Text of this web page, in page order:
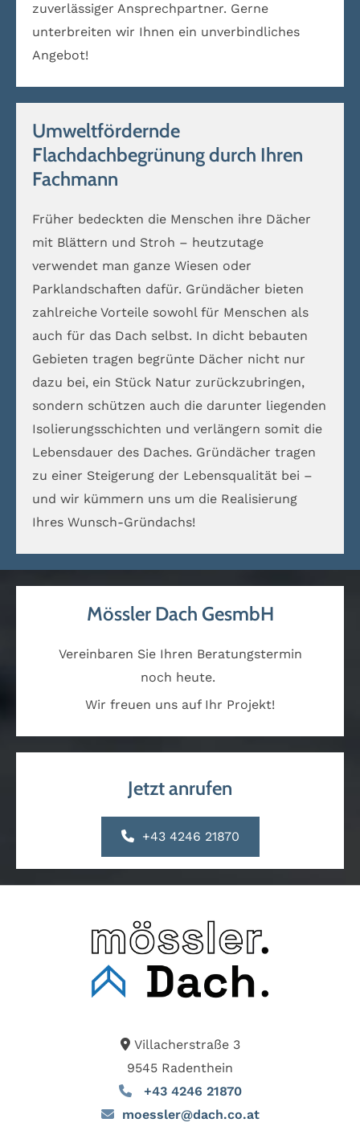
zuverlässiger Ansprechpartner. Gerne
unterbreiten wir Ihnen ein unverbindliches
Angebot!
Umweltfördernde
Flachdachbegrünung durch Ihren
Fachmann
Früher bedeckten die Menschen ihre Dächer
mit Blättern und Stroh – heutzutage
verwendet man ganze Wiesen oder
Parklandschaften dafür. Gründächer bieten
zahlreiche Vorteile sowohl für Menschen als
auch für das Dach selbst. In dicht bebauten
Gebieten tragen begrünte Dächer nicht nur
dazu bei, ein Stück Natur zurückzubringen,
sondern schützen auch die darunter liegenden
Isolierungsschichten und verlängern somit die
Lebensdauer des Daches. Gründächer tragen
zu einer Steigerung der Lebensqualität bei –
und wir kümmern uns um die Realisierung
Ihres Wunsch-Gründachs!
Mössler Dach GesmbH
Vereinbaren Sie Ihren Beratungstermin
noch heute.
Wir freuen uns auf Ihr Projekt!
Jetzt anrufen
+43 4246 21870
Villacherstraße 3
9545 Radenthein
 +43 4246 21870
 moessler@dach.co.at